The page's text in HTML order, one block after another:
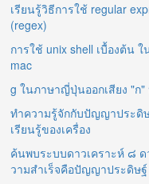
เรียนรู้วิธีการใช้ regular
(regex)
การใช้ unix shell เบื้องต้น
mac
g ในภาษาญี่ปุ่นออกเสียง "ก
ทำความรู้จักกับปัญญาประดิ
เรียนรู้ของเครื่อง
ค้นพบระบบดาวเคราะห์ ๘ ด
วามสำเร็จคือปัญญาประดิษฐ์